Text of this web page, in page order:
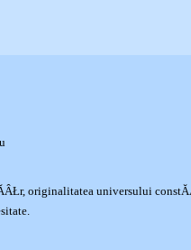
originalitatea universului